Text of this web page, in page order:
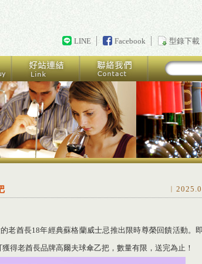
LINE Facebook 型錄下載
老酋長18年經典蘇格蘭威士忌推出限時尊榮回饋活動。
得老酋長品牌高爾夫球傘乙把，數量有限，送完為止！